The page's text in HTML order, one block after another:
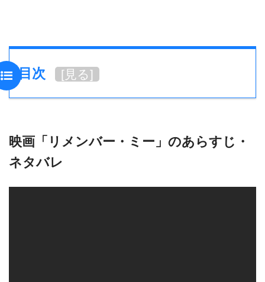
目次 [見る]
映画「リメンバー・ミー」のあらすじ・
ネタバレ